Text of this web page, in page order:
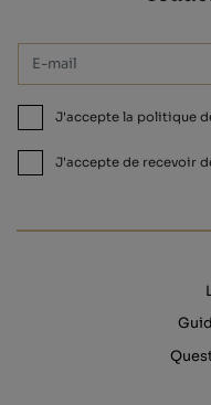
J'accepte la politique
J'accepte de recevoir